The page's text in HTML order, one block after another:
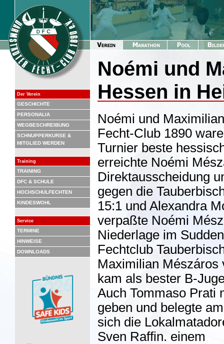
Der Verein
GESCHICHTE
PERSONALIA
WEGBESCHREIBUNG
SCHNUPPERKURSE &
MITGLIED WERDEN
Training
TRAINING
DFC & SCHULE
HOCHSCHULFECHTEN
KINDESWOHL
Service
TERMINE
HINWEISE
DOWNLOADS
Noémi und
Hessen in
Noémi und
Fecht-Club 1890
Turnier beste
erreichte Noémi
Direktausscheidung
gegen die
15:1 und Alexandra
verpaßte Noémi
Niederlage im
Fechtclub
Maximilian Mészáros
kam als bester B-
Auch Tommaso Prati
geben und belegte
sich die
Sven Raffin. einem